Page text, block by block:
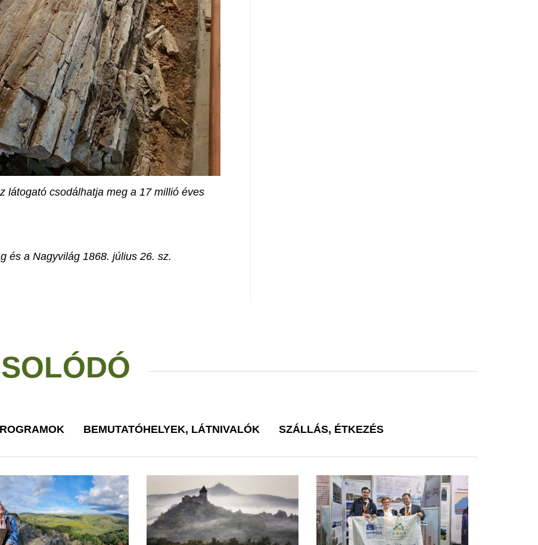
látogató csodálhatja meg a 17 millió éves
és a Nagyvilág 1868. július 26. sz.
BEMUTATÓHELYEK, LÁTNIVALÓK SZÁLLÁS, ÉTKEZÉS